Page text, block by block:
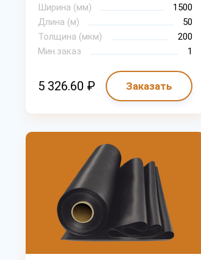
Ширина (мм)
1500
Длина (м)
50
Толщина (мкм)
200
Мин.заказ
1
5 326.60 ₽ Заказать